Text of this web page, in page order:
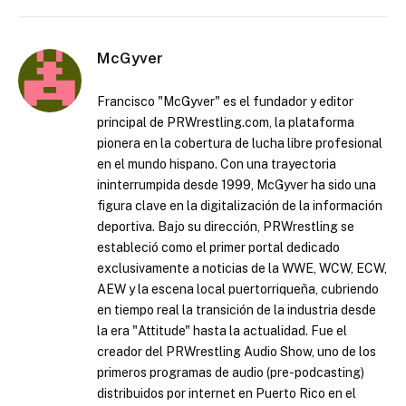
McGyver
Francisco "McGyver" es el fundador y editor
principal de PRWrestling.com, la plataforma
pionera en la cobertura de lucha libre profesional
en el mundo hispano. Con una trayectoria
ininterrumpida desde 1999, McGyver ha sido una
figura clave en la digitalización de la información
deportiva. Bajo su dirección, PRWrestling se
estableció como el primer portal dedicado
exclusivamente a noticias de la WWE, WCW, ECW,
AEW y la escena local puertorriqueña, cubriendo
en tiempo real la transición de la industria desde
la era "Attitude" hasta la actualidad. Fue el
creador del PRWrestling Audio Show, uno de los
primeros programas de audio (pre-podcasting)
distribuidos por internet en Puerto Rico en el